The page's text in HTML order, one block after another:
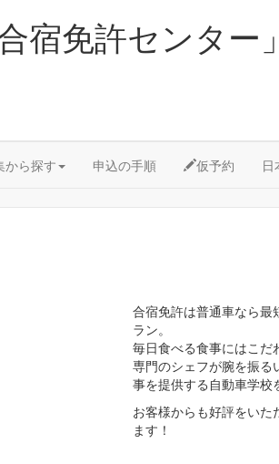
宿免許センター」
から探す 申込の手順 仮予約 日
合宿免許は普通車なら
ラン。
毎日食べる食事にはこだ
専門のシェフが腕を振る
事を提供する自動車学校
お客様からも好評をいた
ます！